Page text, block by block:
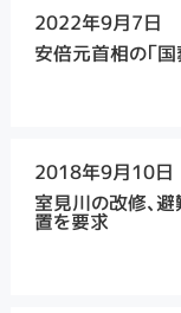
2022年9月7日
安倍元首相の「国
2018年9月10日
室見川の改修、
置を要求